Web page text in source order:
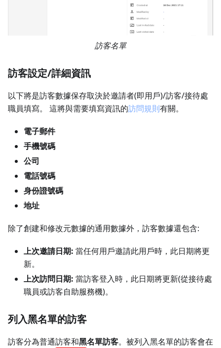
訪客名單
訪客設定/詳細資訊
以下將是訪客數據保存取決於邀請者(即用戶)/訪客/接待處
職員填寫。 這將與需要填寫資訊的訪問規則有關。
電子郵件
手機號碼
公司
電話號碼
身份證號碼
地址
除了創建和修改元數據的通用數據外，訪客數據還包含:
上次邀請日期: 當任何用戶邀請此用戶時，此日期將更
新。
上次訪問日期: 當訪客登入時，此日期將更新(從接待處
職員或訪客自助服務機)。
列入黑名單的訪客
訪客分為普通訪客和黑名單訪客。被列入黑名單的訪客會在